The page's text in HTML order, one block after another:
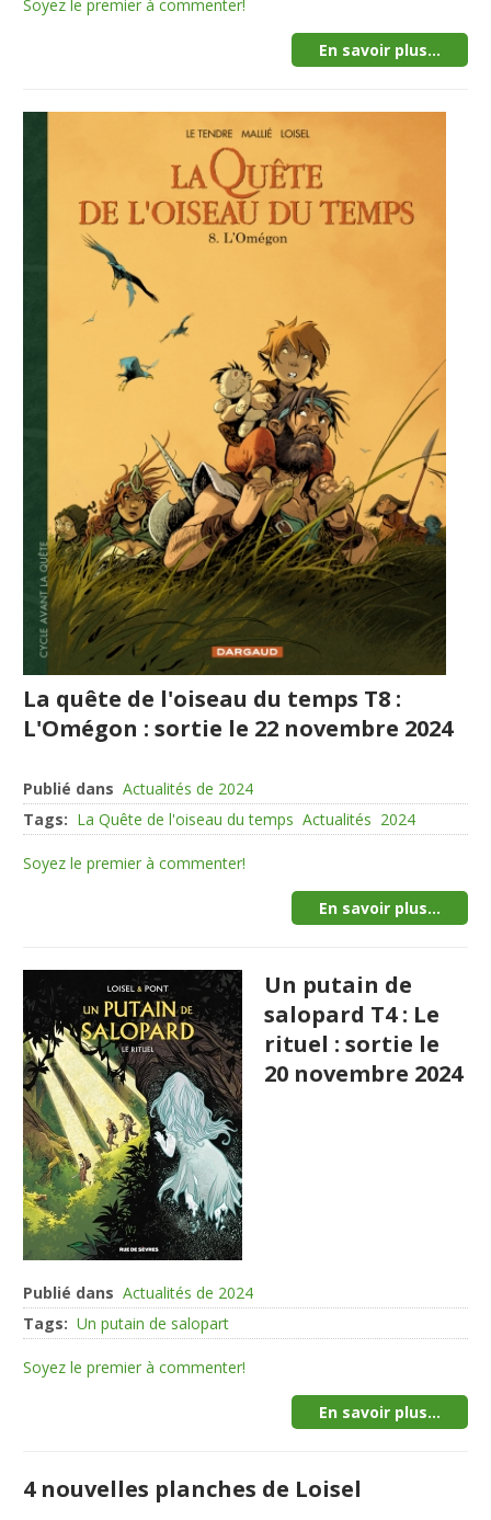
Soyez le premier à commenter!
En savoir plus...
La quête de l'oiseau du temps T8 :
L'Omégon : sortie le 22 novembre 2024
Publié dans Actualités de 2024
Tags: La Quête de l'oiseau du temps Actualités 2024
Soyez le premier à commenter!
En savoir plus...
Un putain de
salopard T4 : Le
rituel : sortie le
20 novembre 2024
Publié dans Actualités de 2024
Tags: Un putain de salopart
Soyez le premier à commenter!
En savoir plus...
4 nouvelles planches de Loisel